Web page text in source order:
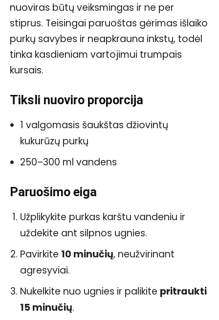
nuoviras būtų veiksmingas ir ne per
stiprus. Teisingai paruoštas gėrimas išlaiko
purkų savybes ir neapkrauna inkstų, todėl
tinka kasdieniam vartojimui trumpais
kursais.
Tiksli nuoviro proporcija
1 valgomasis šaukštas džiovintų
kukurūzų purkų
250–300 ml vandens
Paruošimo eiga
Užplikykite purkas karštu vandeniu ir
uždekite ant silpnos ugnies.
Pavirkite 10 minučių, neužvirinant
agresyviai.
Nukelkite nuo ugnies ir palikite pritraukti
15 minučių.